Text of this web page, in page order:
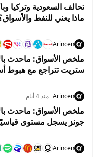
تحالف السعودية وتركيا
ماذا يعني للنفط
Arincen
ستريت تتراجع مع هبوط
Arincen منذ 4 أيام
جونز يسجل مستوى
Arincen